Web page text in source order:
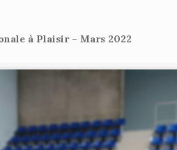
à Plaisir – Mars 2022